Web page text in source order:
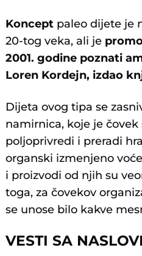
Koncept paleo dijete je
20-tog veka, ali je
2001. godine poznati
Loren Kordejn, izdao
Dijeta ovog tipa se
namirnica, koje je
poljoprivredi i preradi
organski izmenjeno
i proizvodi od njih su
toga, za čovekov
se unose bilo kakve
VESTI SA